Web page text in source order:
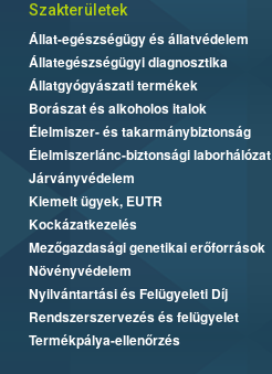
Szakterületek
Állat-egészségügy és állatvédelem
Állategészségügyi diagnosztika
Állatgyógyászati termékek
Borászat és alkoholos italok
Élelmiszer- és takarmánybiztonság
Élelmiszerlánc-biztonsági laborhálózat
Járványvédelem
Kiemelt ügyek, EUTR
Kockázatkezelés
Mezőgazdasági genetikai erőforrások
Növényvédelem
Nyilvántartási és Felügyeleti Díj
Rendszerszervezés és felügyelet
Termékpálya-ellenőrzés